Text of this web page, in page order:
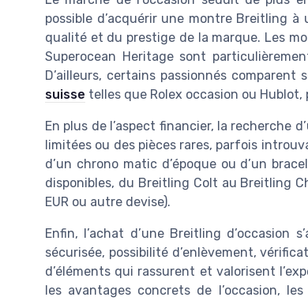
possible d’acquérir une montre Breitling
qualité et du prestige de la marque. Les
Superocean Heritage sont
D’ailleurs, certains passionnés
suisse telles que Rolex occasion ou
En plus de l’aspect financier, la recherche
limitées ou des pièces rares, parfois
d’un chrono matic d’époque ou d’un
disponibles, du Breitling Colt au Breitling
EUR ou autre devise).
Enfin, l’achat d’une Breitling d’occasion
sécurisée, possibilité d’enlèvement,
d’éléments qui rassurent et valorisent
les avantages concrets de l’occasion,